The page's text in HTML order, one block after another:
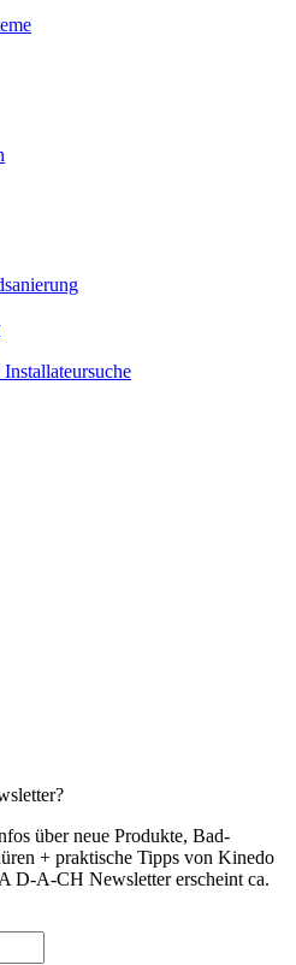
über neue Produkte, Bad-
+ praktische Tipps von Kinedo
D-A-CH Newsletter erscheint ca.